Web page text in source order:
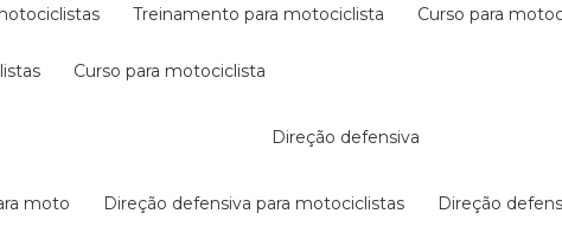
treinamento para motociclista curso para
curso para motociclista
direção defensiva
moto direção defensiva para motociclistas direção